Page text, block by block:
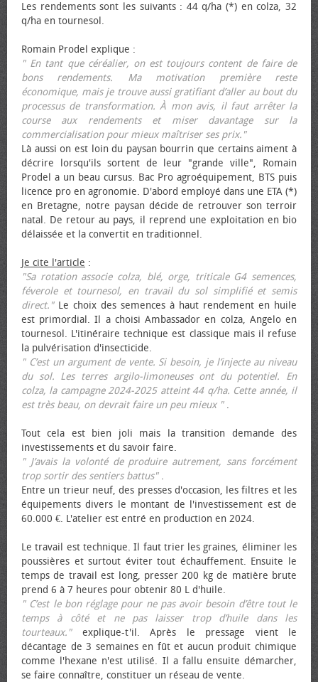
Les rendements sont les suivants : 44 q/ha (*) en colza, 32
q/ha en tournesol.
Romain Prodel explique :
" En tant que céréalier, on est toujours content de faire de
bons rendements. Ma motivation première reste
économique, mais je trouve aussi gratifiant d’aller au bout du
processus de transformation. À mon avis, il faut arrêter la
course aux rendements et miser davantage sur la
commercialisation pour mieux maîtriser ses prix."
Là aussi on est loin du paysan bourrin que certains aiment à
décrire lorsqu'ils sortent de leur "grande ville", Romain
Prodel a un beau cursus. Bac Pro agroéquipement, BTS puis
licence pro en agronomie. D'abord employé dans une ETA (*)
en Bretagne, notre paysan décide de retrouver son terroir
natal. De retour au pays, il reprend une exploitation en bio
délaissée et la convertit en traditionnel.
Je cite l'article :
"Sa rotation associe colza, blé, orge, triticale G4 semences,
féverole et tournesol, en travail du sol simplifié et semis
direct."Le choix des semences à haut rendement en huile
est primordial. Il a choisi Ambassador en colza, Angelo en
tournesol. L'itinéraire technique est classique mais il refuse
la pulvérisation d'insecticide.
" C’est un argument de vente. Si besoin, je l’injecte au niveau
du sol. Les terres argilo-limoneuses ont du potentiel. En
colza, la campagne 2024-2025 atteint 44 q/ha. Cette année, il
est très beau, on devrait faire un peu mieux ".
Tout cela est bien joli mais la transition demande des
investissements et du savoir faire.
" J’avais la volonté de produire autrement, sans forcément
trop sortir des sentiers battus".
Entre un trieur neuf, des presses d'occasion, les filtres et les
équipements divers le montant de l'investissement est de
60.000 €. L'atelier est entré en production en 2024.
Le travail est technique. Il faut trier les graines, éliminer les
poussières et surtout éviter tout échauffement. Ensuite le
temps de travail est long, presser 200 kg de matière brute
prend 6 à 7 heures pour obtenir 80 L d'huile.
" C’est le bon réglage pour ne pas avoir besoin d’être tout le
temps à côté et ne pas laisser trop d’huile dans les
tourteaux."explique-t'il. Après le pressage vient le
décantage de 3 semaines en fût et aucun produit chimique
comme l'hexane n'est utilisé. Il a fallu ensuite démarcher,
se faire connaître, constituer un réseau de vente.